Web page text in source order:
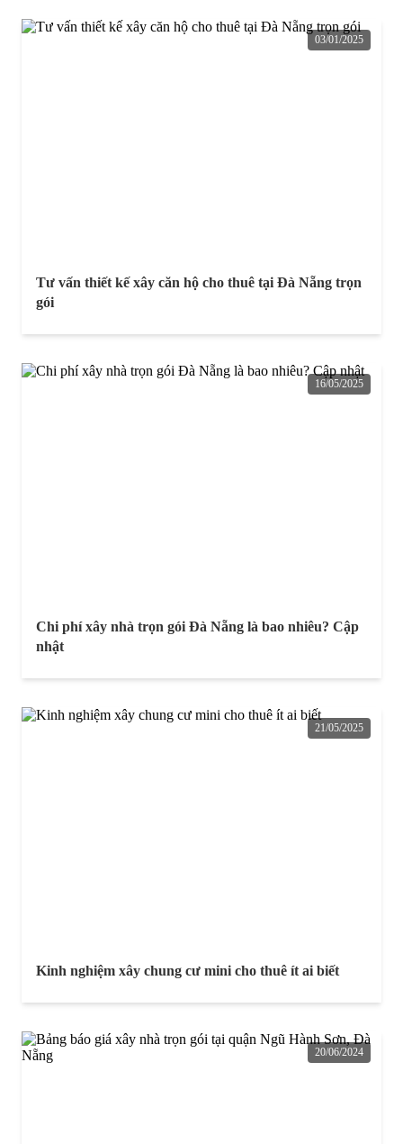
03/01/2025
Tư vấn thiết kế xây căn hộ cho thuê tại Đà Nẵng trọn
gói
16/05/2025
Chi phí xây nhà trọn gói Đà Nẵng là bao nhiêu? Cập
nhật
21/05/2025
Kinh nghiệm xây chung cư mini cho thuê ít ai biết
20/06/2024